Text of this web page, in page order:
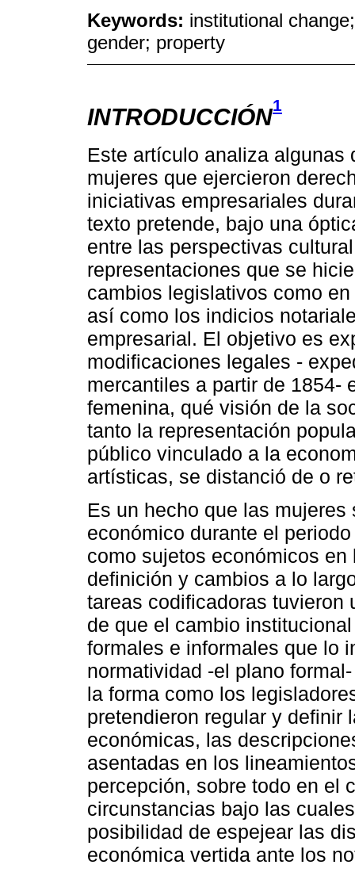
Keywords: institutional
gender; property
INTRODUCCIÓN1
Este artículo analiza algunas
mujeres que ejercieron
iniciativas empresariales
texto pretende, bajo una
entre las perspectivas
representaciones que se
cambios legislativos como
así como los indicios
empresarial. El objetivo es
modificaciones legales -
mercantiles a partir de 1854-
femenina, qué visión de la
tanto la representación
público vinculado a la
artísticas, se distanció de o
Es un hecho que las
económico durante el
como sujetos económicos
definición y cambios a lo
tareas codificadoras tuvieron
de que el cambio
formales e informales que lo
normatividad -el plano
la forma como los
pretendieron regular y
económicas, las
asentadas en los
percepción, sobre todo en el
circunstancias bajo las
posibilidad de espejear las
económica vertida ante los